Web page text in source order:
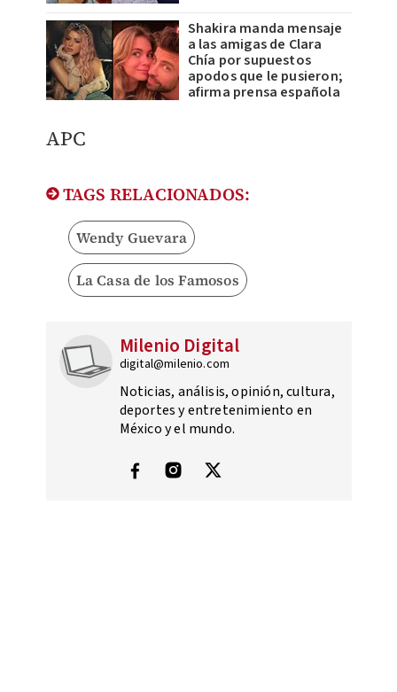
Shakira manda mensaje
a las amigas de Clara
Chía por supuestos
apodos que le pusieron;
afirma prensa española
APC
TAGS RELACIONADOS:
Wendy Guevara
La Casa de los Famosos
Milenio Digital
digital@milenio.com
Noticias, análisis, opinión, cultura,
deportes y entretenimiento en
México y el mundo.